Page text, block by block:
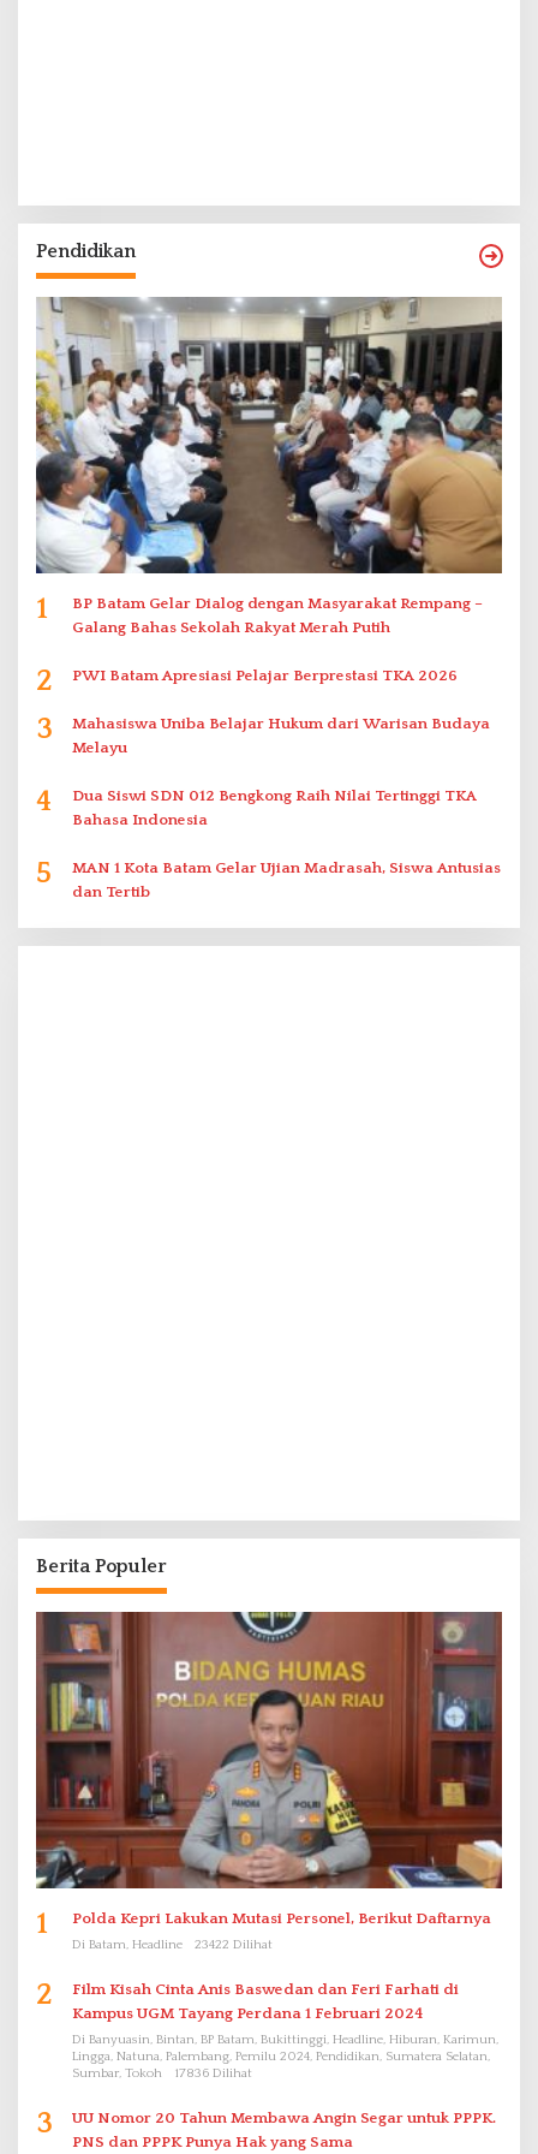
Pendidikan
1
BP Batam Gelar Dialog dengan Masyarakat Rempang –
Galang Bahas Sekolah Rakyat Merah Putih
2 PWI Batam Apresiasi Pelajar Berprestasi TKA 2026
3
Mahasiswa Uniba Belajar Hukum dari Warisan Budaya
Melayu
4
Dua Siswi SDN 012 Bengkong Raih Nilai Tertinggi TKA
Bahasa Indonesia
5
MAN 1 Kota Batam Gelar Ujian Madrasah, Siswa Antusias
dan Tertib
Berita Populer
1 Polda Kepri Lakukan Mutasi Personel, Berikut Daftarnya
Di Batam, Headline 23422 Dilihat
2
Film Kisah Cinta Anis Baswedan dan Feri Farhati di
Kampus UGM Tayang Perdana 1 Februari 2024
Di Banyuasin, Bintan, BP Batam, Bukittinggi, Headline, Hiburan, Karimun,
Lingga, Natuna, Palembang, Pemilu 2024, Pendidikan, Sumatera Selatan,
Sumbar, Tokoh
17836 Dilihat
3
UU Nomor 20 Tahun Membawa Angin Segar untuk PPPK.
PNS dan PPPK Punya Hak yang Sama